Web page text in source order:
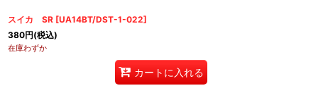
スイカ SR [UA14BT/DST-1-022]
380円(税込)
在庫わずか
カートに入れる